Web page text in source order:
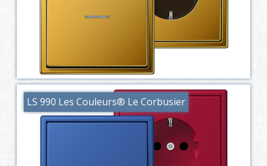
LS 990 Les Couleurs® Le Corbusier